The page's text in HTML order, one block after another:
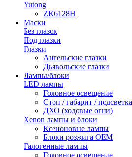
Yutong
ZK6128H
Маски
Без глазок
Под глазки
Глазки
Ангельские глазки
Дьявольские глазки
Лампы/блоки
LED лампы
Головное освещение
Стоп / габарит / подсветка
ДХО (ходовые огни)
Xenon лампы и блоки
Ксеноновые лампы
Блоки розжига OEM
Галогенные лампы
Головное освещение